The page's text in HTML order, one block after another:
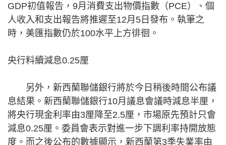
GDP初值報告，9月消費支出物價指數（PCE）、個
人收入和支出報告將推遲至12月5日發布。執筆之
時，美匯指數仍於100水平上方徘徊。
央行料續減息0.25厘
另外，新西蘭聯儲銀行將於今日稍後時間公布議
息結果。新西蘭聯儲銀行10月議息會議時減息半厘，
將央行現金利率由3厘降至2.5厘，市場原先預計只會
減息0.25厘。委員會表示對進一步下調利率持開放態
度。而之後公布的數據顯示，新西蘭第3季失業率由